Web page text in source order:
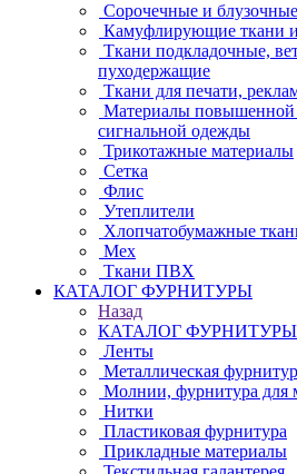
Сорочечные и
Камуфлирующие ткани
Ткани подкладочные,
пуходержащие
Ткани для печати,
Материалы повышенной
сигнальной одежды
Трикотажные материалы
Сетка
Флис
Утеплители
Хлопчатобумажные
Мех
Ткани ПВХ
КАТАЛОГ ФУРНИТУРЫ
Назад
КАТАЛОГ ФУРНИТУРЫ
Ленты
Металлическая
Молнии, фурнитура для
Нитки
Пластиковая фурнитура
Прикладные материалы